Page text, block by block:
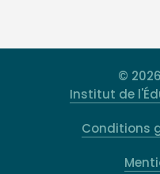
©
Institut de
Conditions